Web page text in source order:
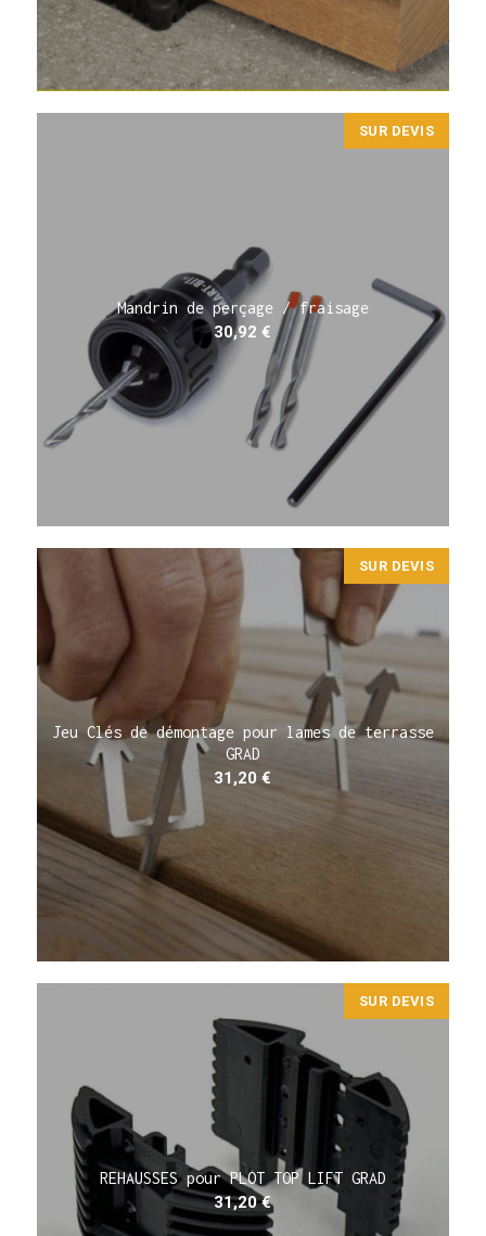
SUR DEVIS
Mandrin de perçage / fraisage
30,92 €
SUR DEVIS
Jeu Clés de démontage pour lames de terrasse
GRAD
31,20€
SUR DEVIS
REHAUSSES pour PLOT TOP LIFT GRAD
31,20€